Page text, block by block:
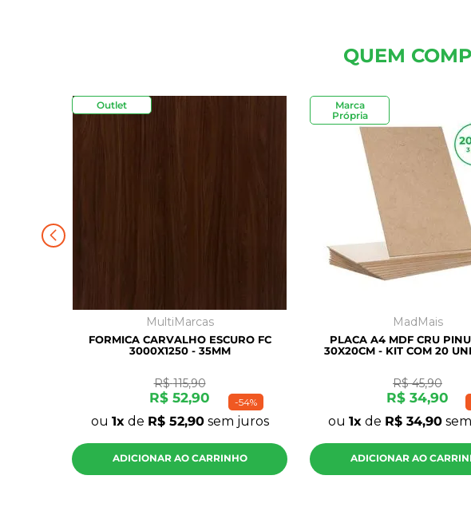
QUEM
-54%
Outlet
MultiMarcas
FORMICA CARVALHO ESCURO FC
3000X1250 - 35MM
R$ 115,90
R$ 52,90
ou 1 de R$ 52,90sem juros
ADICIONAR AO CARRINHO
Marca
Própria
MadMais
PLACA A4 MDF CRU
30X20CM - KIT COM 20
R$ 45,90
R$ 34,90
ou1 de R$ 34,90
ADICIONAR AO